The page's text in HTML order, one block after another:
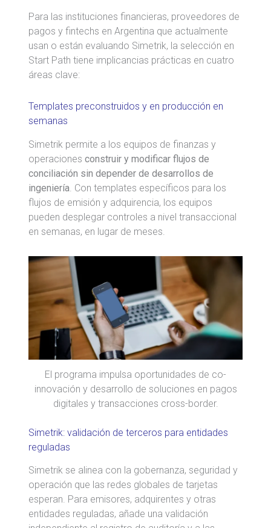
Para las instituciones financieras, proveedores de
pagos y fintechs en Argentina que actualmente
usan o están evaluando Simetrik, la selección en
Start Path tiene implicancias prácticas en cuatro
áreas clave:
Templates preconstruidos y en producción en
semanas
Simetrik permite a los equipos de finanzas y
operacionesconstruir y modificar flujos de
conciliación sin depender de desarrollos de
ingeniería . Con templates específicos para los
flujos de emisión y adquirencia, los equipos
pueden desplegar controles a nivel transaccional
en semanas, en lugar de meses.
El programa impulsa oportunidades de co-
innovación y desarrollo de soluciones en pagos
digitales y transacciones cross-border.
Simetrik: validación de terceros para entidades
reguladas
Simetrik se alinea con la gobernanza, seguridad y
operación que las redes globales de tarjetas
esperan. Para emisores, adquirentes y otras
entidades reguladas, añade una validación